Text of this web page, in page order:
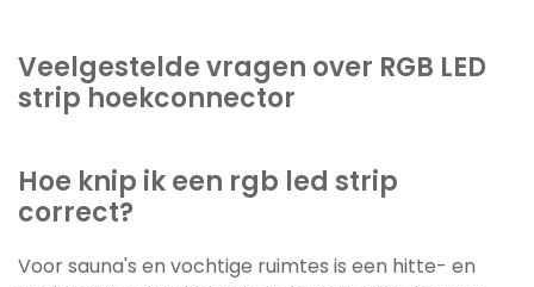
Veelgestelde vragen over RGB LED
strip hoekconnector
Hoe knip ik een rgb led strip
correct?
Voor sauna's en vochtige ruimtes is een hitte- en